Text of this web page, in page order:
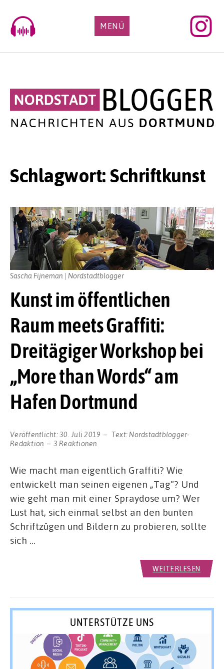
content
MENÜ
Schlagwort:Schriftkunst
Kunst im öffentlichen
Raum meets Graffiti:
Dreitägiger Workshop bei
„More than Words“ am
Hafen Dortmund
Veröffentlicht:30. Juli 2019 Text: Nordstadtblogger-
Redaktion
3 Reaktionen
Sascha Fijneman | Nordstadtblogger
Wie macht man eigentlich Graffiti? Wie
entwickelt man seinen eigenen „Tag“? Und
wie geht man mit einer Spraydose um? Wer
Lust hat, sich einmal selbst an den bunten
Schriftzügen und Bildern zu probieren, sollte
sich …
WEITERLESEN
UNTERSTÜTZE UNS